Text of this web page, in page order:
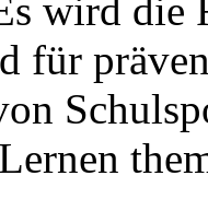
wird die
für